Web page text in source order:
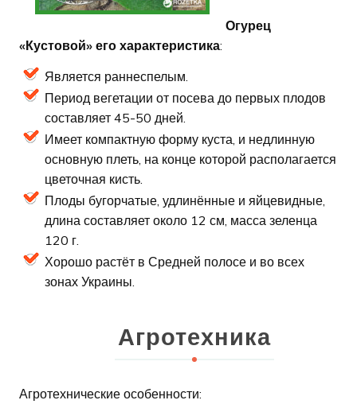
Огурец
«Кустовой» его характеристика:
Является раннеспелым.
Период вегетации от посева до первых плодов
составляет 45-50 дней.
Имеет компактную форму куста, и недлинную
основную плеть, на конце которой располагается
цветочная кисть.
Плоды бугорчатые, удлинённые и яйцевидные,
длина составляет около 12 см, масса зеленца
120 г.
Хорошо растёт в Средней полосе и во всех
зонах Украины.
Агротехника
Агротехнические особенности: